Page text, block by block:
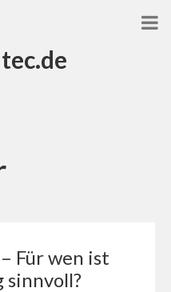
Für wen ist
sinnvoll?